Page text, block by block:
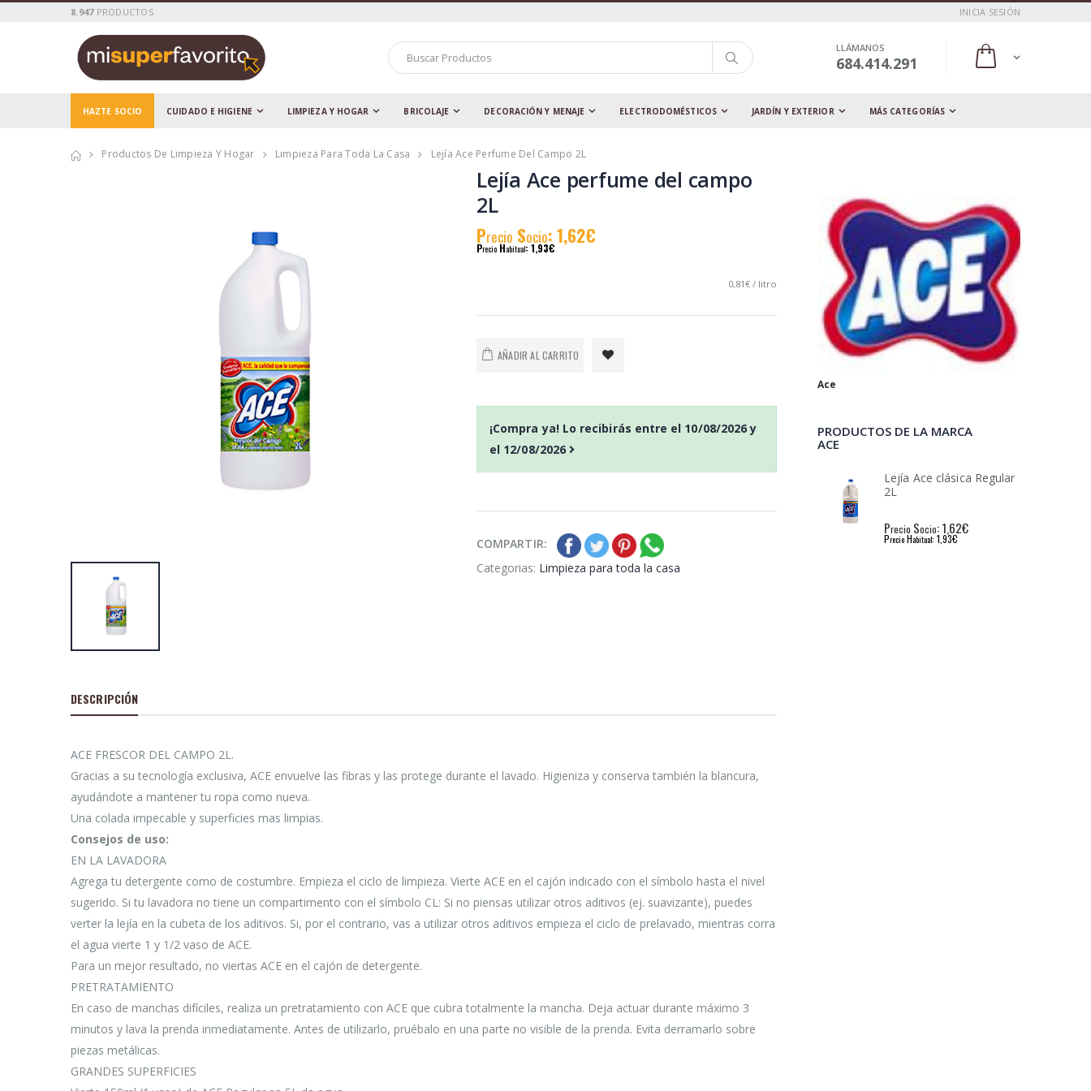
8.947 PRODUCTOS INICIA SESIÓN
LLÁMANOS
684.414.291
HAZTE SOCIO CUIDADO E HIGIENE LIMPIEZA Y HOGAR BRICOLAJE DECORACIÓN Y MENAJE ELECTRODOMÉSTICOS JARDÍN Y EXTERIOR MÁS CATEGORÍAS
Productos De Limpieza Y Hogar Limpieza Para Toda La Casa Lejía Ace Perfume Del Campo 2L
Lejía Ace perfume del campo
2L
Precio Socio: 1,62€
Precio Habitual: 1,93€
0,81€ / litro
AÑADIR AL CARRITO
¡Compra ya! Lo recibirás entre el 10/08/2026y
el 12/08/2026
COMPARTIR:
Categorias: Limpieza para toda la casa
DESCRIPCIÓN
ACE FRESCOR DEL CAMPO 2L.
Gracias a su tecnología exclusiva, ACE envuelve las fibras y las protege durante el lavado. Higieniza y conserva también la blancura,
ayudándote a mantener tu ropa como nueva.
Una colada impecable y superficies mas limpias.
Consejos de uso:
EN LA LAVADORA
Agrega tu detergente como de costumbre. Empieza el ciclo de limpieza. Vierte ACE en el cajón indicado con el símbolo hasta el nivel
sugerido. Si tu lavadora no tiene un compartimento con el símbolo CL: Si no piensas utilizar otros aditivos (ej. suavizante), puedes
verter la lejía en la cubeta de los aditivos. Si, por el contrario, vas a utilizar otros aditivos empieza el ciclo de prelavado, mientras corra
el agua vierte 1 y 1/2 vaso de ACE.
Para un mejor resultado, no viertas ACE en el cajón de detergente.
PRETRATAMIENTO
En caso de manchas difíciles, realiza un pretratamiento con ACE que cubra totalmente la mancha. Deja actuar durante máximo 3
minutos y lava la prenda inmediatamente. Antes de utilizarlo, pruébalo en una parte no visible de la prenda. Evita derramarlo sobre
piezas metálicas.
GRANDES SUPERFICIES
Ace
PRODUCTOS DE LA MARCA
ACE
Precio Habitual: 1,93€
Lejía Ace clásica Regular
2L
Precio Socio: 1,62€
Precio Habitual: 1,93€